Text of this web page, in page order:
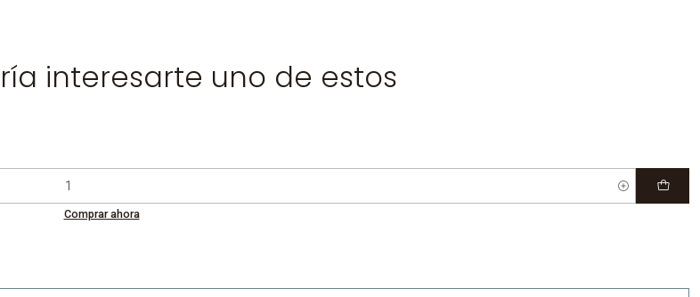
interesarte uno de estos
Comprar ahora